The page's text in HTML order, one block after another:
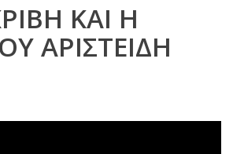
ΚΑΙ Η
ΑΡΙΣΤΕΙΔΗ